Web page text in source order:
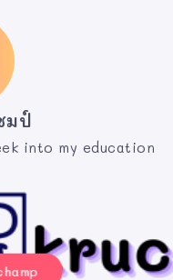
มป์
into my education